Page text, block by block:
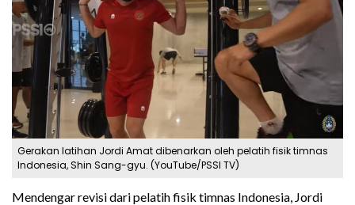
Gerakan latihan Jordi Amat dibenarkan oleh pelatih fisik timnas
Indonesia, Shin Sang-gyu. (YouTube/PSSI TV)
Mendengar revisi dari pelatih fisik timnas Indonesia, Jordi